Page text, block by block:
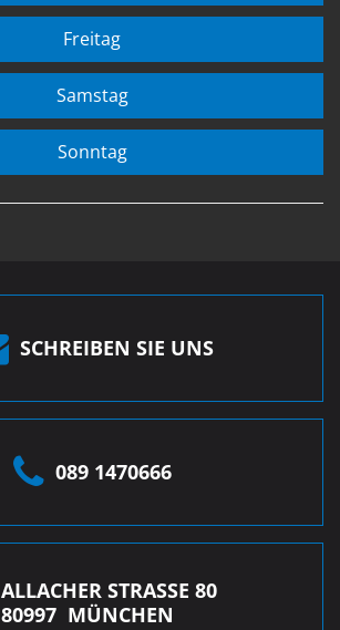
Freitag
Samstag
Sonntag
SCHREIBEN SIE UNS
089 1470666
ALLACHER STRASSE 80
80997 MÜNCHEN